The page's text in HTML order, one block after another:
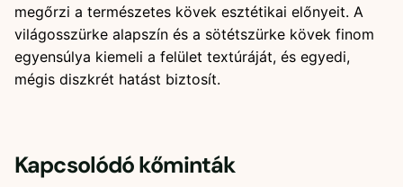
megőrzi a természetes kövek esztétikai előnyeit. A
világosszürke alapszín és a sötétszürke kövek finom
egyensúlya kiemeli a felület textúráját, és egyedi,
mégis diszkrét hatást biztosít.
Kapcsolódó kőminták